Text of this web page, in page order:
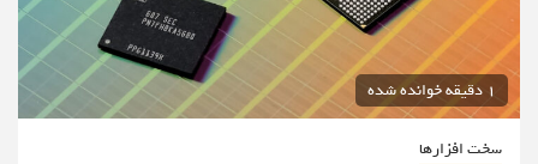
1 دقیقه خوانده شده
سخت افزارها